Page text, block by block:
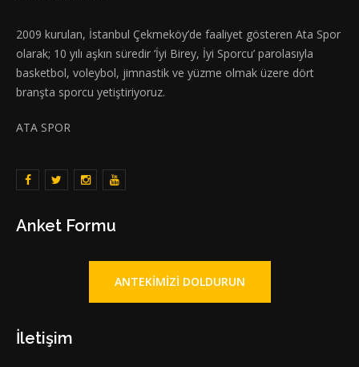
2009 kurulan, İstanbul Çekmeköy’de faaliyet gösteren Ata Spor
olarak; 10 yılı aşkın süredir ‘İyi Birey, İyi Sporcu’ parolasıyla
basketbol, voleybol, jimnastik ve yüzme olmak üzere dört
branşta sporcu yetiştiriyoruz.
ATA SPOR
Anket Formu
ANTEKIMIZI DOLDURUN
İletişim